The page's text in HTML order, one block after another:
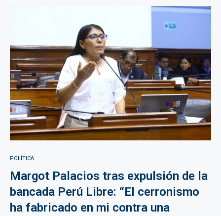
POLÍTICA
Margot Palacios tras expulsión de la
bancada Perú Libre: “El cerronismo
ha fabricado en mi contra una